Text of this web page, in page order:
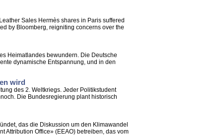
Sales Hermès shares in Paris suffered
by Bloomberg, reigniting concerns over the
Heimatlandes bewundern. Die Deutsche
dynamische Entspannung, und in den
wird
des 2. Weltkriegs. Jeder Politikstudent
Die Bundesregierung plant historisch
das die Diskussion um den Klimawandel
Attribution Office» (EEAO) betreiben, das vom